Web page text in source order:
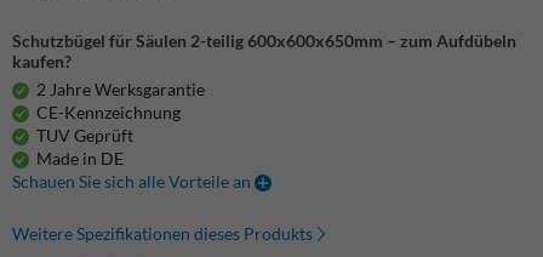
Schutzbügel für Säulen 2-teilig 600x600x650mm – zum Aufdübeln
kaufen?
2 Jahre Werksgarantie
CE-Kennzeichnung
TUV Geprüft
Made in DE
Schauen Sie sich alle Vorteile an
Weitere Spezifikationen dieses Produkts